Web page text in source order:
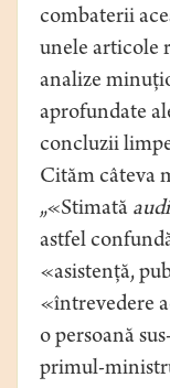
combaterii
unele articole
analize
aprofundate
concluzii
Cităm câteva
„«Stimată
astfel
«asistenţă,
«întrevedere
o persoană
primul-